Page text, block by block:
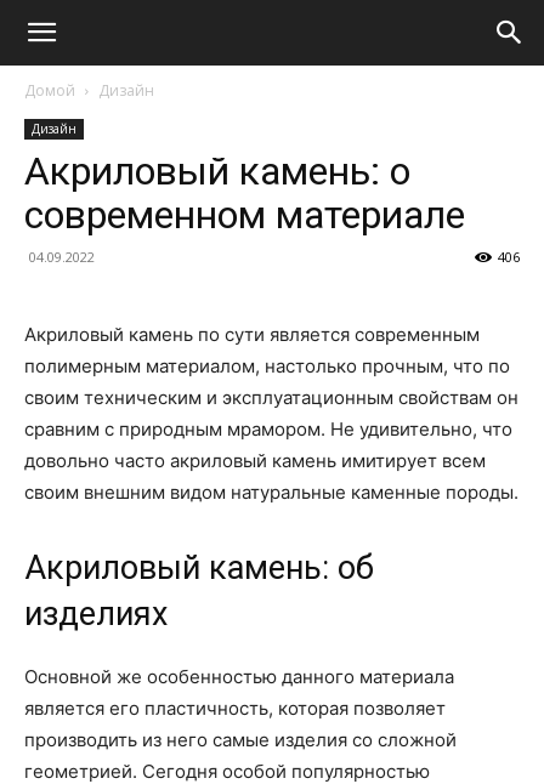
Домой Дизайн
Дизайн
Акриловый камень: о
современном материале
04.09.2022 406
Акриловый камень по сути является современным
полимерным материалом, настолько прочным, что по
своим техническим и эксплуатационным свойствам он
сравним с природным мрамором. Не удивительно, что
довольно часто акриловый камень имитирует всем
своим внешним видом натуральные каменные породы.
Акриловый камень: об
изделиях
Основной же особенностью данного материала
является его пластичность, которая позволяет
производить из него самые изделия со сложной
геометрией. Сегодня особой популярностью